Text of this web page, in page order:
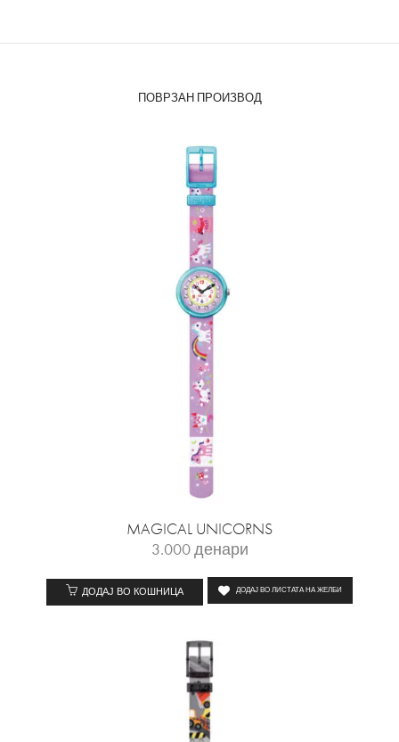
ПОВРЗАН ПРОИЗВОД
MAGICAL UNICORNS
3.000денари
ДОДАЈ ВО КОШНИЦА ДОДАЈ ВО ЛИСТАТА НА ЖЕЛБИ